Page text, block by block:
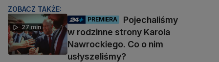
ZOBACZ TAKŻE:
27 min
PREMIERA
Pojechaliśmy
w rodzinne strony Karola
Nawrockiego. Co o nim
usłyszeliśmy?